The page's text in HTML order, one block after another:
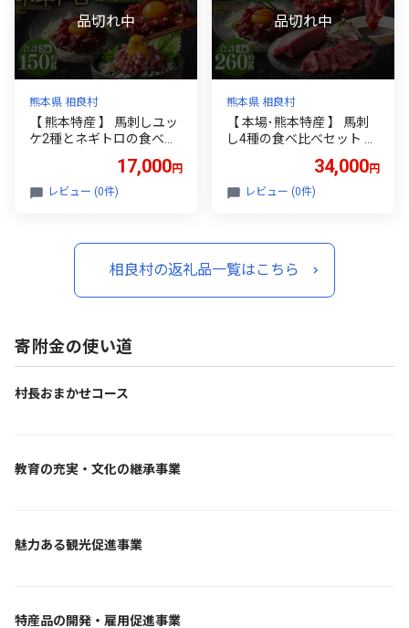
メ 特産品 せ グルメ 熊本 特産品
熊本県 相良村
【 熊本特産 】 馬刺しユッ
ケ2種とネギトロの食べ比
国産馬刺し ） 計約150g 馬
肉 お肉 肉 馬 馬刺 刺身 お
熊本 特産品
17,000円
レビュー (0件)
熊本県 相良村
【 本場･熊本特産 】 馬刺
し4種の食べ比べセット （
/ 国産馬刺し赤身 ･ ユッケ
） 計約260g 馬肉 お肉 肉
付き お取り寄せ グルメ 特
産品
34,000円
レビュー (0件)
相良村の返礼品一覧はこちら
寄附金の使い道
村長おまかせコース
教育の充実・文化の継承事業
魅力ある観光促進事業
特産品の開発・雇用促進事業